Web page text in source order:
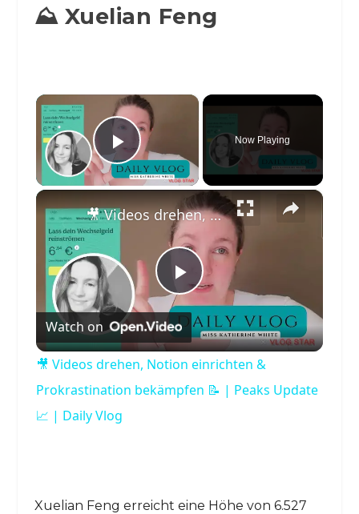
⛰️ Xuelian Feng
×
Play Video
Now Playing
×
Play
Video
🎥 Videos drehen, Notion einrichten & Prokrastination bekämpfen 📝 | Peaks Update 📈 | Daily Vlog
Watch on
🎥 Videos drehen, Notion einrichten &
Prokrastination bekämpfen 📝 | Peaks Update
📈 | Daily Vlog
Xuelian Feng erreicht eine Höhe von 6.527